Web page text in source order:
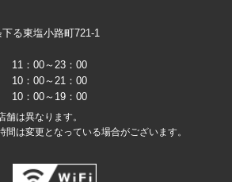
る東塩小路町721-1
11：00～23：00
10：00～21：00
10：00～19：00
舗は異なります。
間は変更となっている場合がございます。